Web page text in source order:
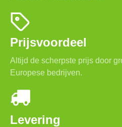
Prijsvoordeel
Altijd de scherpste prijs door
Europese bedrijven.
Levering